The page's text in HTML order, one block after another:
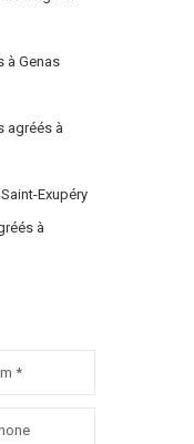
à Genas
agréés à
Exupéry
à